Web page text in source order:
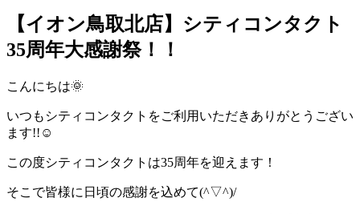
【イオン鳥取北店】シティコンタクト
35周年大感謝祭！！
こんにちは🌞
いつもシティコンタクトをご利用いただきありがとうござい
ます!!☺
この度シティコンタクトは35周年を迎えます！
そこで皆様に日頃の感謝を込めて(^▽^)/